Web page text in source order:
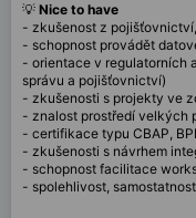
💡 Nice to have
- zkušenost z
- schopnost provádět
- orientace v regulatorních
správu a pojišťovnictví)
- zkušenosti s projekty ve
- znalost prostředí velkých
- certifikace typu CBAP,
- zkušenosti s návrhem
- schopnost facilitace
- spolehlivost,